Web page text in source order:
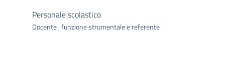
Personale scolastico
Docente , funzione strumentale e referente